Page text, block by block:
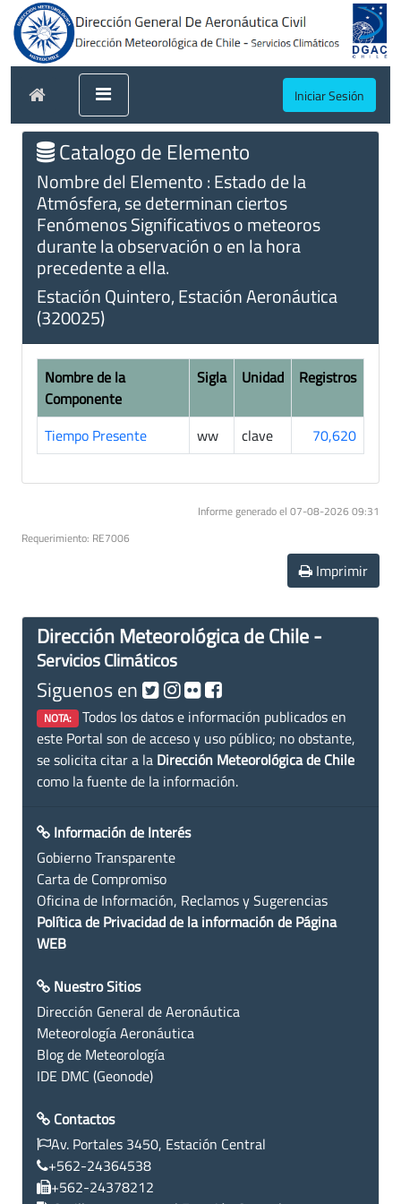
Iniciar Sesión
Catalogo de Elemento
Nombre del Elemento : Estado de la
Atmósfera, se determinan ciertos
Fenómenos Significativos o meteoros
durante la observación o en la hora
precedente a ella.
Estación Quintero, Estación Aeronáutica
(320025)
Nombre de la
Componente
Sigla Unidad Registros
Tiempo Presente ww clave 70,620
Informe generado el 07-08-2026 09:31
Requerimiento: RE7006
Imprimir
Dirección Meteorológica de Chile -
Servicios Climáticos
Siguenos en
NOTA: Todos los datos e información publicados en
este Portal son de acceso y uso público; no obstante,
se solicita citar a la Dirección Meteorológica de Chile
como la fuente de la información.
Información de Interés
Gobierno Transparente
Carta de Compromiso
Oficina de Información, Reclamos y Sugerencias
Política de Privacidad de la información de Página
WEB
Nuestro Sitios
Dirección General de Aeronáutica
Meteorología Aeronáutica
Blog de Meteorología
IDE DMC (Geonode)
Contactos
Av. Portales 3450, Estación Central
+562-24364538
+562-24378212